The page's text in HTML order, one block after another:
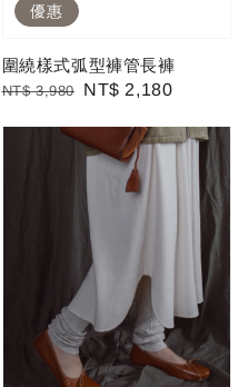
優惠
圍繞樣式弧型褲管長褲
Regular
NT$ 3,980
Sale
NT$ 2,180